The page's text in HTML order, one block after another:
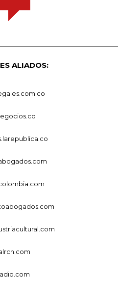
ALIADOS: